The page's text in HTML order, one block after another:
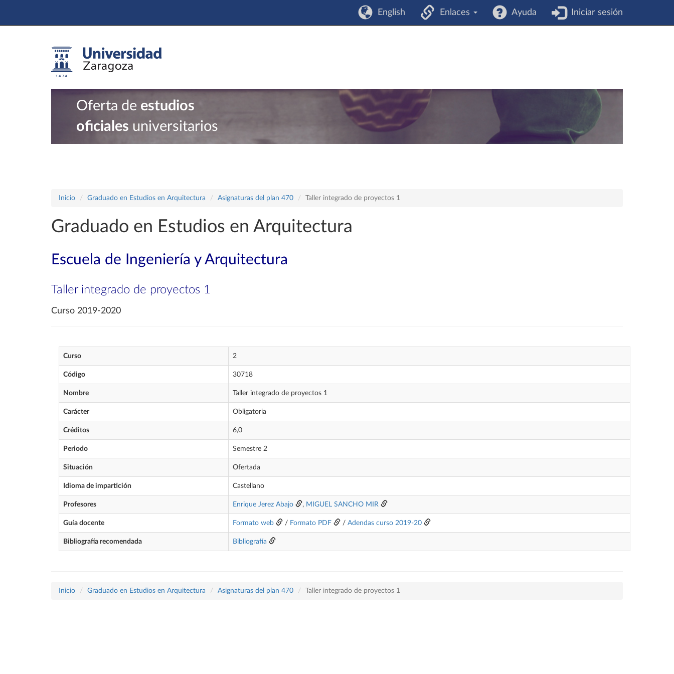
English Enlaces Ayuda Iniciar sesión
Oferta de estudios
oficiales universitarios
Inicio Graduado en Estudios en Arquitectura Asignaturas del plan 470 Taller integrado de proyectos 1
Graduado en Estudios en Arquitectura
Escuela de Ingeniería y Arquitectura
Taller integrado de proyectos 1
Curso 2019-2020
Curso 2
Código 30718
Nombre Taller integrado de proyectos 1
Carácter Obligatoria
Créditos 6,0
Periodo Semestre 2
Situación Ofertada
Idioma de impartición Castellano
Profesores Enrique Jerez Abajo , MIGUEL SANCHO MIR
Guía docente Formato web / Formato PDF / Adendas curso 2019-20
Bibliografía recomendada Bibliografía
Inicio Graduado en Estudios en Arquitectura Asignaturas del plan 470 Taller integrado de proyectos 1